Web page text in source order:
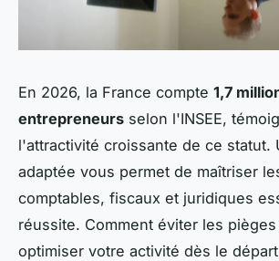
En 2026, la France compte 1,7
entrepreneurs selon l'INSEE,
l'attractivité croissante de ce statut.
adaptée vous permet de maîtriser
comptables, fiscaux et juridiques
réussite. Comment éviter les
optimiser votre activité dès le